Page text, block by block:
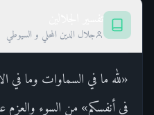
جلال الدين المحلي و السيوطي
«لله ما في السماوات وما في
في أنفسكم» من السوء والعزم